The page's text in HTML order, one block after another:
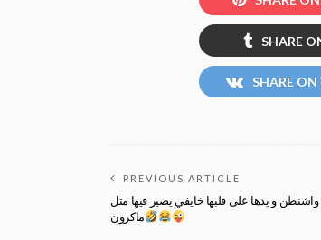
SHARE
SHARE
PREVIOUS ARTICLE
و يدها على قلبها خايفي يصير فيها متل
ماكرون